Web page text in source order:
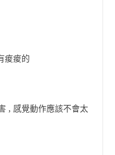
痠痠的
, 感覺動作應該不會太